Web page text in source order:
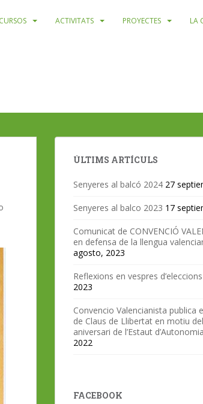
ACTIVITATS PROYECTES LA
ÚLTIMS ARTÍCULS
Senyeres al balcó 2024 27
Senyeres al balco 2023 17
Comunicat de CONVENCIÓ
en defensa de la llengua
agosto, 2023
Reflexions en vespres d’eleccions
2023
Convencio Valencianista publica
de Claus de Llibertat en motiu
aniversari de l’Estaut d’Autonomia
2022
FACEBOOK